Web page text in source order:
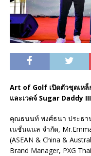
Art of Golf เปิดตัวชุดเหล็
และเวดจ์ Sugar Daddy III
คุณธนนท์ พงศ์ธนา ประธา
เนชั่นแนล จำกัด,
(ASEAN & China &
Brand Manager, PXG